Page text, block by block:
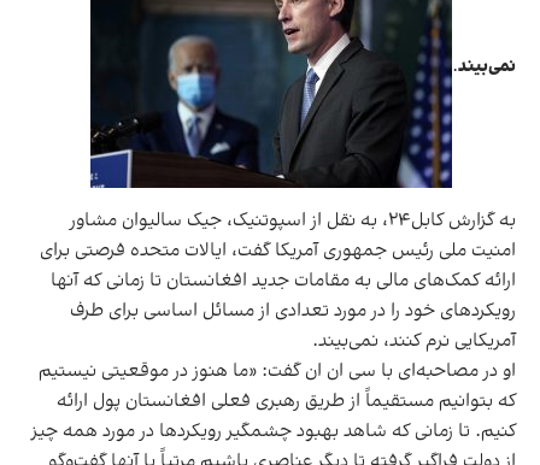
نمی‌بیند.
به گزارش کابل۲۴،‌ به نقل از اسپوتنیک، جیک سالیوان مشاور
امنیت ملی رئیس جمهوری آمریکا گفت، ایالات متحده فرصتی برای
ارائه کمک‌های مالی به مقامات جدید افغانستان تا زمانی که آنها
رویکردهای خود را در مورد تعدادی از مسائل اساسی برای طرف
آمریکایی نرم کنند، نمی‌بیند.
او در مصاحبه‌ای با سی ان ان گفت: «ما هنوز در موقعیتی نیستیم
که بتوانیم مستقیماً از طریق رهبری فعلی افغانستان پول ارائه
کنیم. تا زمانی که شاهد بهبود چشمگیر رویکردها در مورد همه چیز